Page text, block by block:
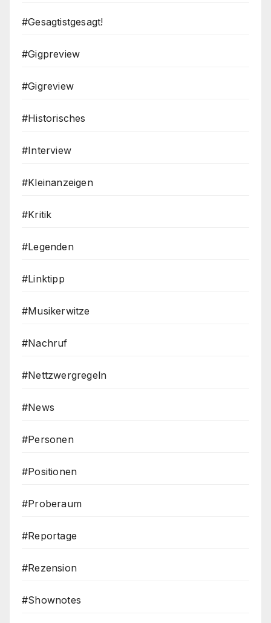
#Gesagtistgesagt!
#Gigpreview
#Gigreview
#Historisches
#Interview
#Kleinanzeigen
#Kritik
#Legenden
#Linktipp
#Musikerwitze
#Nachruf
#Nettzwergregeln
#News
#Personen
#Positionen
#Proberaum
#Reportage
#Rezension
#Shownotes